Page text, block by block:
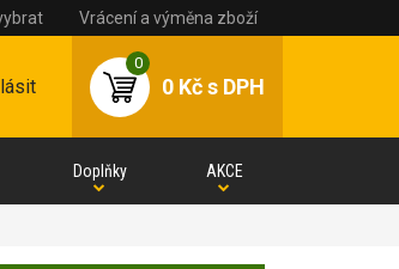
Vrácení a výměna zboží
0
0 Kčs DPH
Doplňky AKCE